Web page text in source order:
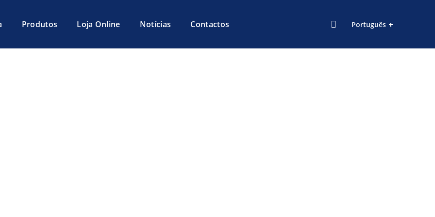
Produtos Loja Online Notícias Contactos Português